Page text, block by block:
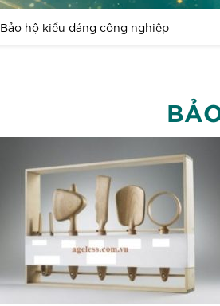
Bảo hộ kiểu dáng công nghiệp